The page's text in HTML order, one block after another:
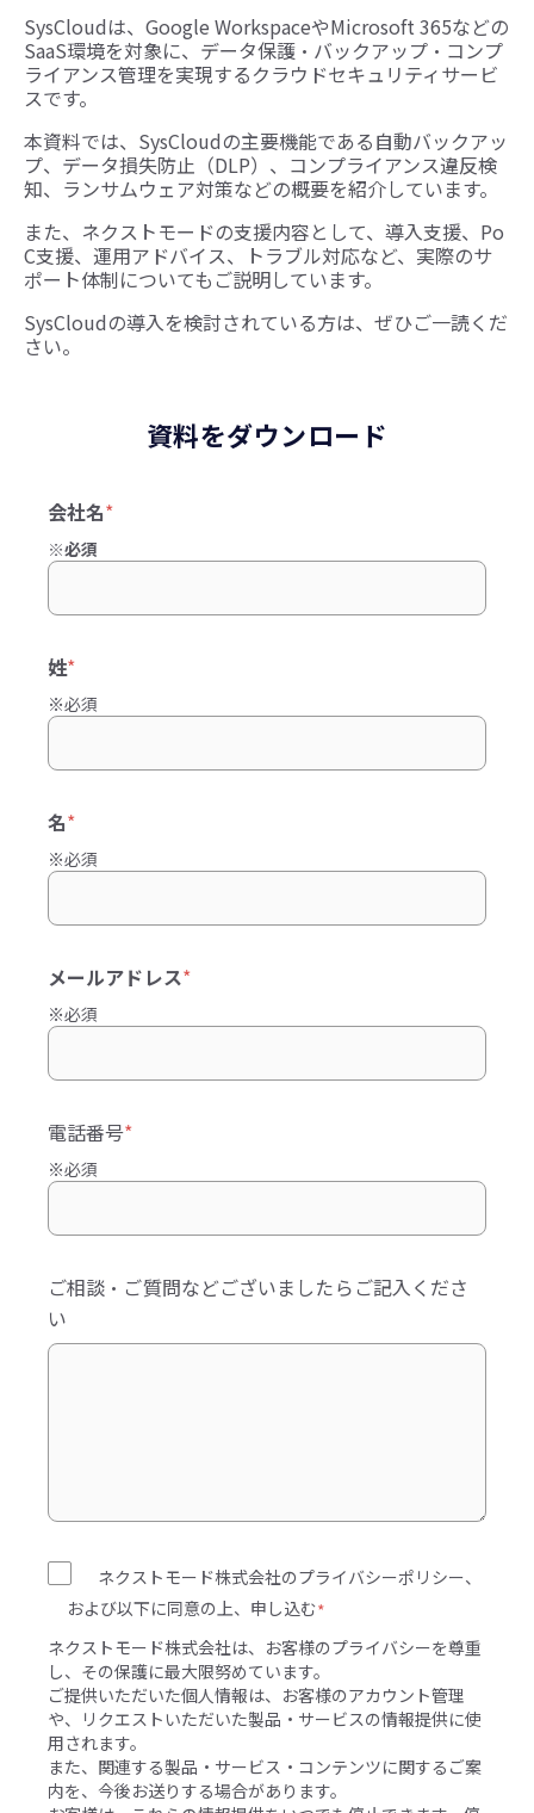
SysCloudは、Google WorkspaceやMicrosoft 365などの
SaaS環境を対象に、データ保護・バックアップ・コンプ
ライアンス管理を実現するクラウドセキュリティサービ
スです。
本資料では、SysCloudの主要機能である自動バックアッ
プ、データ損失防止（DLP）、コンプライアンス違反検
知、ランサムウェア対策などの概要を紹介しています。
また、ネクストモードの支援内容として、導入支援、Po
C支援、運用アドバイス、トラブル対応など、実際のサ
ポート体制についてもご説明しています。
SysCloudの導入を検討されている方は、ぜひご一読くだ
さい。
資料をダウンロード
会社名*
※必須
姓*
※必須
名*
※必須
メールアドレス*
※必須
電話番号*
※必須
ご相談・ご質問などございましたらご記入くださ
い
ネクストモード株式会社のプライバシーポリシー、
および以下に同意の上、申し込む*
ネクストモード株式会社は、お客様のプライバシーを尊重
し、その保護に最大限努めています。
ご提供いただいた個人情報は、お客様のアカウント管理
や、リクエストいただいた製品・サービスの情報提供に使
用されます。
また、関連する製品・サービス・コンテンツに関するご案
内を、今後お送りする場合があります。